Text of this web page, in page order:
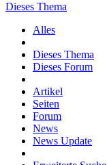
Dieses Thema
Alles
Dieses Thema
Dieses Forum
Artikel
Seiten
Forum
News
News Update